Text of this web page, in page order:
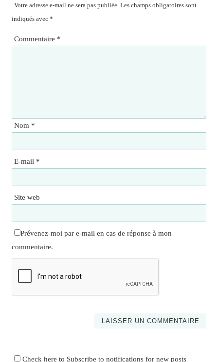
Votre adresse e-mail ne sera pas publiée. Les champs obligatoires sont
indiqués avec *
Commentaire *
Nom *
E-mail *
Site web
Prévenez-moi par e-mail en cas de réponse à mon
commentaire.
Check here to Subscribe to notifications for new posts